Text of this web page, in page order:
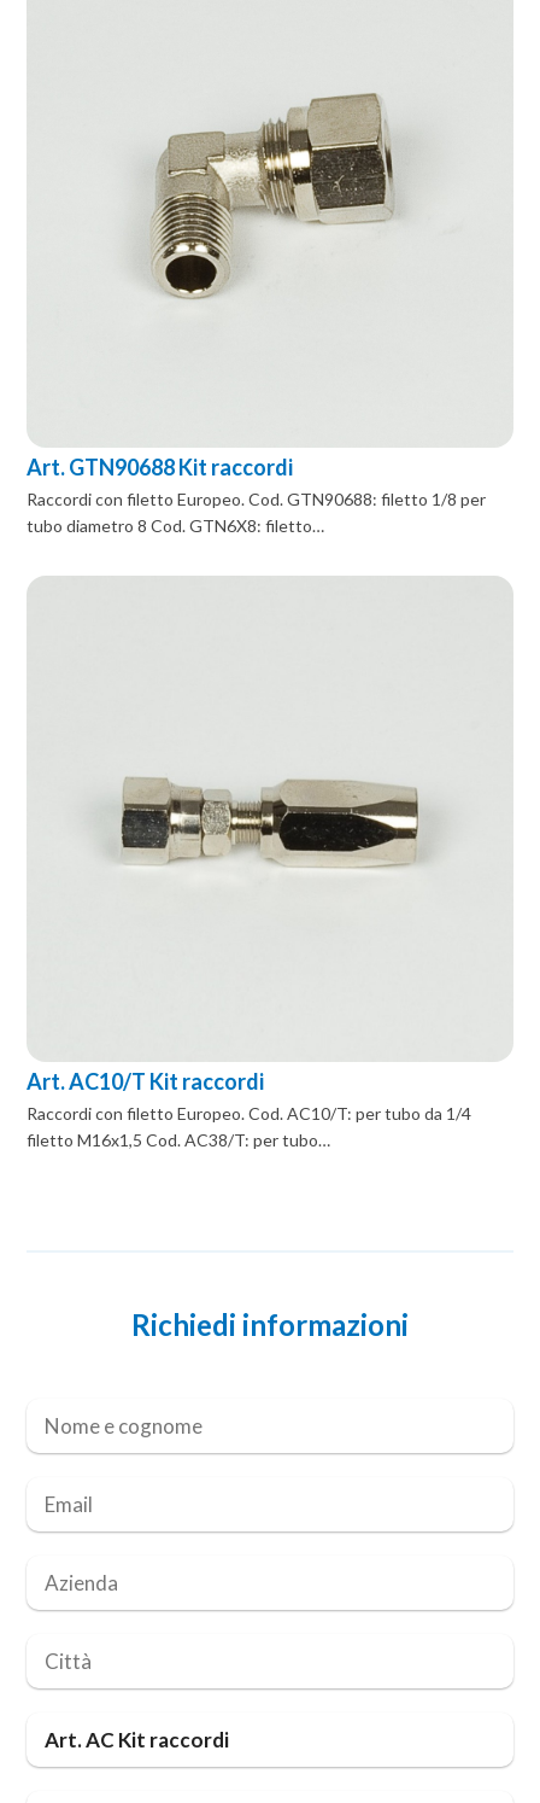
Art. GTN90688 Kit raccordi
Raccordi con filetto Europeo. Cod. GTN90688: filetto 1/8 per
tubo diametro 8 Cod. GTN6X8: filetto…
Art. AC10/T Kit raccordi
Raccordi con filetto Europeo. Cod. AC10/T: per tubo da 1/4
filetto M16x1,5 Cod. AC38/T: per tubo…
Richiedi informazioni